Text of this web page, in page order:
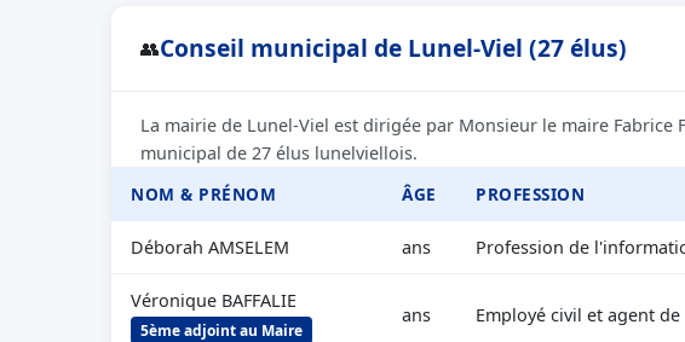
👥Conseil municipal de Lunel-Viel (27 élus)
La mairie de Lunel-Viel est dirigée par Monsieur le maire Fabrice
municipal de 27 élus lunelviellois.
NOM & PRÉNOM
ÂGE PROFESSION
Déborah AMSELEM ans Profession de
Véronique BAFFALIE
5ème adjoint au Maire
ans Employé civil et agent